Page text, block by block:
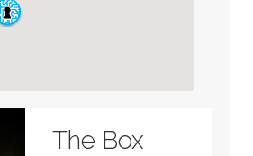
The Box